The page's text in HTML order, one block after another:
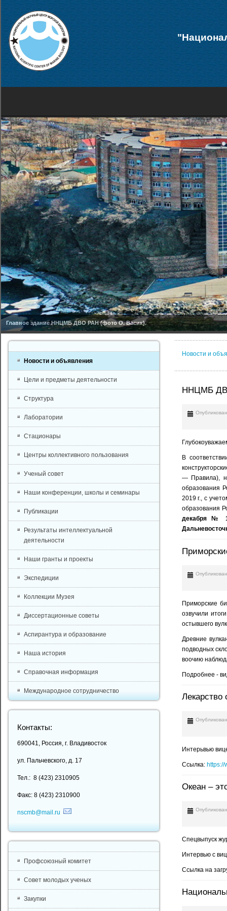
Главное здание ННЦМБ ДВО РАН (фото О. Васик).
Новости и
ННЦМБ ДВО
В
— Правила),
образования
2019 г., с
образования
декабря №
Приморские
озвучили
остывшего
Древние
подводных
воочию
Подробнее -
Лекарство
Интерьвью
Ссылка: https://
Океан –
Спецвыпуск
Интервью с
Ссылка на
Новости и объявления
Цели и предметы деятельности
Структура
Лаборатории
Стационары
Центры коллективного пользования
Ученый совет
Наши конференции, школы и семинары
Публикации
Результаты интеллектуальной
деятельности
Наши гранты и проекты
Экспедиции
Коллекции Музея
Диссертационные советы
Аспирантура и образование
Наша история
Справочная информация
Международное сотрудничество
Контакты:
690041, Россия, г. Владивосток
ул. Пальчевского, д. 17
Тел.: 8 (423) 2310905
Факс: 8 (423) 2310900
nscmb@mail.ru
Профсоюзный комитет
Совет молодых ученых
Закупки